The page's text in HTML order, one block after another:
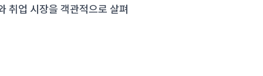
취업 시장을 객관적으로 살펴